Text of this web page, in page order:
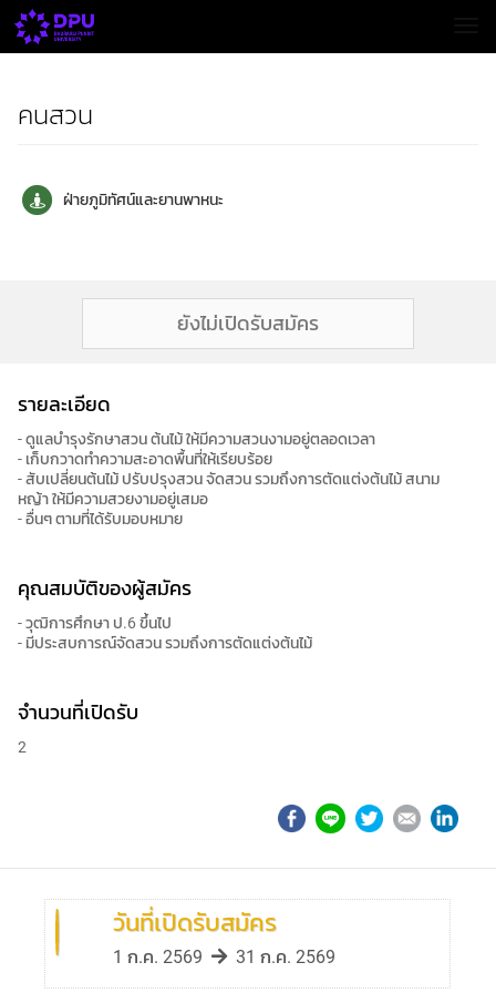
คนสวน
ฝ่ายภูมิทัศน์และยานพาหนะ
ยังไม่เปิดรับสมัคร
รายละเอียด
- ดูแลบำรุงรักษาสวน ต้นไม้ ให้มีความสวนงามอยู่ตลอดเวลา
- เก็บกวาดทำความสะอาดพื้นที่ให้เรียบร้อย
- สับเปลี่ยนต้นไม้ ปรับปรุงสวน จัดสวน รวมถึงการตัดแต่งต้นไม้ สนาม
หญ้า ให้มีความสวยงามอยู่เสมอ
- อื่นๆ ตามที่ได้รับมอบหมาย
คุณสมบัติของผู้สมัคร
- วุฒิการศึกษา ป.6 ขึ้นไป
- มีประสบการณ์จัดสวน รวมถึงการตัดแต่งต้นไม้
จำนวนที่เปิดรับ
2
วันที่เปิดรับสมัคร
1 ก.ค. 2569 31 ก.ค. 2569